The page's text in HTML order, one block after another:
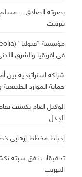
بصوته الصادق… مسلم
بتزنيت
في إفريقيا والشرق
شراكة استراتيجية بين
حماية الموارد
الوكيل العام يكشف
الجدل
إحباط مخطط إرهابي خطير
تحقيقات نفق سبتة
التهريب